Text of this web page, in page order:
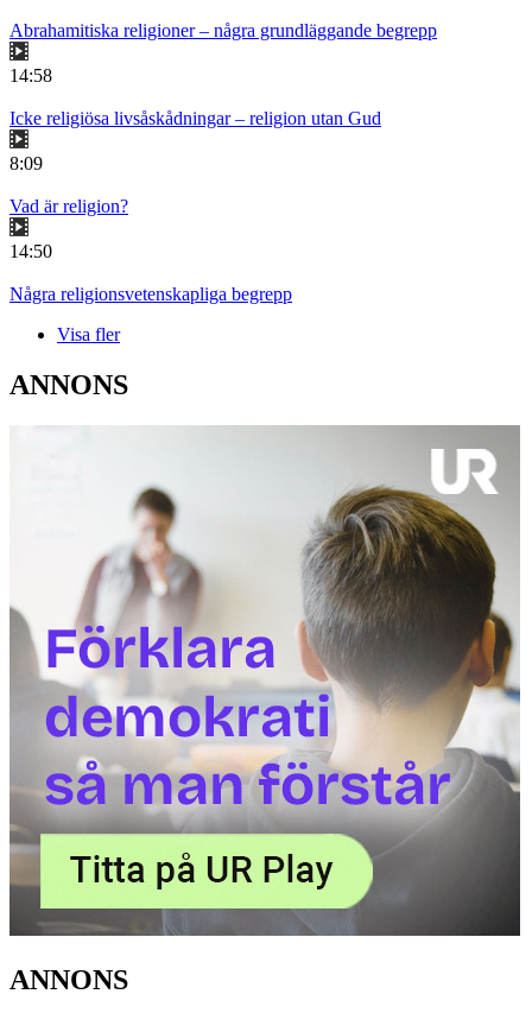
Abrahamitiska religioner – några grundläggande begrepp
14:58
Icke religiösa livsåskådningar – religion utan Gud
8:09
Vad är religion?
14:50
Några religionsvetenskapliga begrepp
Visa fler
ANNONS
ANNONS